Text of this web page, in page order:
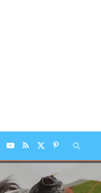
Y R P